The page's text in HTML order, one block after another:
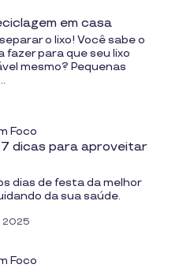
em casa
o lixo! Você sabe o
fazer para que seu lixo
mesmo? Pequenas
Foco
dicas para aproveitar
dias de festa da melhor
da sua saúde.
2025
Foco